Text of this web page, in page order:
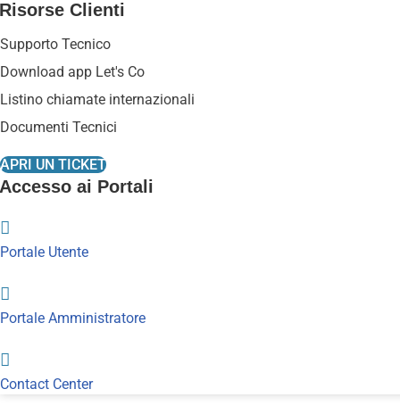
Risorse Clienti
Supporto Tecnico
Download app Let's Co
Listino chiamate internazionali
Documenti Tecnici
APRI UN TICKET
Accesso ai Portali
Portale Utente
Portale Amministratore
Contact Center